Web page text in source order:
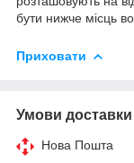
бути нижче місць
Приховати
Умови доставки
Нова Пошта